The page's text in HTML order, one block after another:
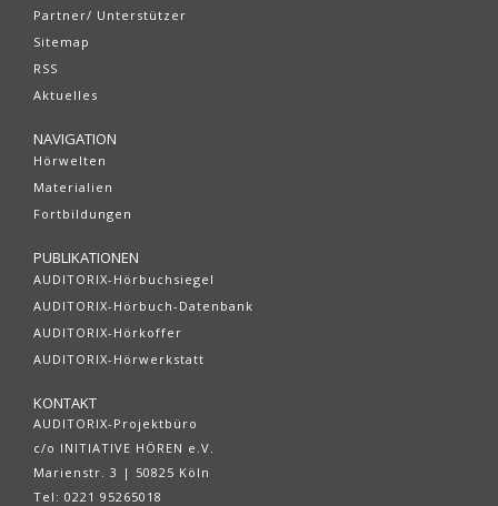
Partner/ Unterstützer
Sitemap
RSS
Aktuelles
NAVIGATION
Hörwelten
Materialien
Fortbildungen
PUBLIKATIONEN
AUDITORIX-Hörbuchsiegel
AUDITORIX-Hörbuch-Datenbank
AUDITORIX-Hörkoffer
AUDITORIX-Hörwerkstatt
KONTAKT
AUDITORIX-Projektbüro
c/o INITIATIVE HÖREN e.V.
Marienstr. 3 | 50825 Köln
Tel: 0221 95265018